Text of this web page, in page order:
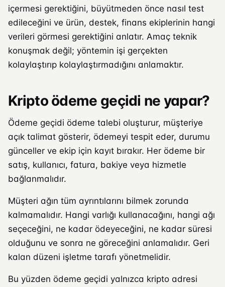
içermesi gerektiğini, büyütmeden önce nasıl test
edileceğini ve ürün, destek, finans ekiplerinin hangi
verileri görmesi gerektiğini anlatır. Amaç teknik
konuşmak değil; yöntemin işi gerçekten
kolaylaştırıp kolaylaştırmadığını anlamaktır.
Kripto ödeme geçidi ne yapar?
Ödeme geçidi ödeme talebi oluşturur, müşteriye
açık talimat gösterir, ödemeyi tespit eder, durumu
günceller ve ekip için kayıt bırakır. Her ödeme bir
satış, kullanıcı, fatura, bakiye veya hizmetle
bağlanmalıdır.
Müşteri ağın tüm ayrıntılarını bilmek zorunda
kalmamalıdır. Hangi varlığı kullanacağını, hangi ağı
seçeceğini, ne kadar ödeyeceğini, ne kadar süresi
olduğunu ve sonra ne göreceğini anlamalıdır. Geri
kalan düzeni işletme tarafı yönetmelidir.
Bu yüzden ödeme geçidi yalnızca kripto adresi